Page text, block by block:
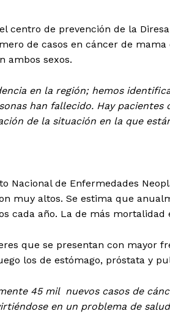
centro de prevención de la
de casos en cáncer de mama
ambos sexos.
en la región; hemos
han fallecido. Hay pacientes
de la situación en la que
Nacional de Enfermedades
muy altos. Se estima que
cada año. La de más mortalidad
que se presentan con mayor
los de estómago, próstata y
45 mil nuevos casos de
en un problema de